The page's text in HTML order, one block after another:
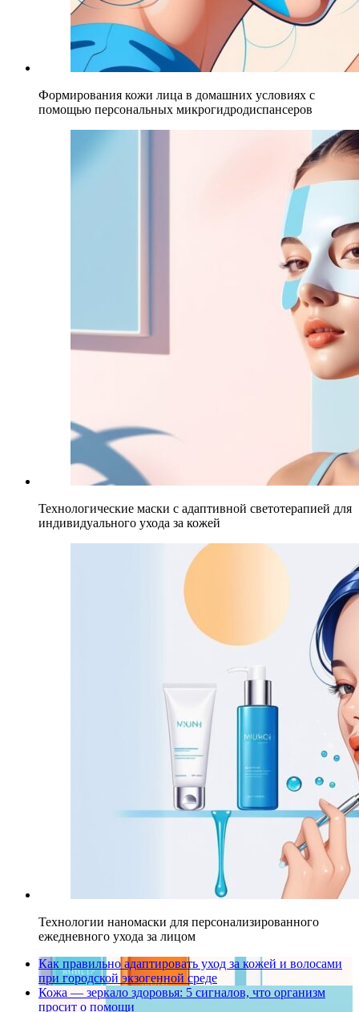
Формирования кожи лица в домашних условиях с
помощью персональных микрогидродиспансеров
Технологические маски с адаптивной светотерапией для
индивидуального ухода за кожей
Технологии наномаски для персонализированного
ежедневного ухода за лицом
Как правильно адаптировать уход за кожей и волосами
при городской экзогенной среде
Кожа — зеркало здоровья: 5 сигналов, что организм
просит о помощи